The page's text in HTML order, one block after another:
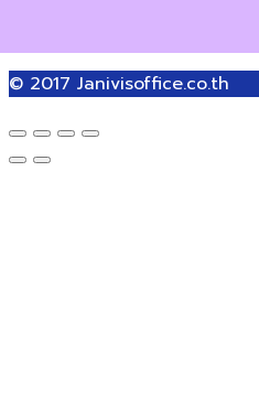
© 2017 Janivisoffice.co.th